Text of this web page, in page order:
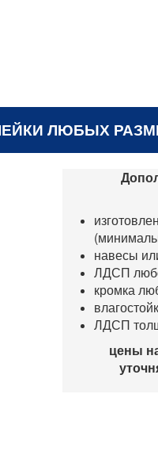
ЛЮБЫХ
навесы
ЛДСП
кромка
ЛДСП
цены